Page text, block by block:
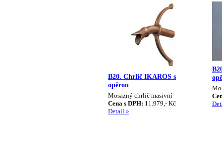
B20. Chrlič IKAROS s
opěrou
Mosazný chrlič masivní
Cena s DPH: 11.979,- Kč
Detail »